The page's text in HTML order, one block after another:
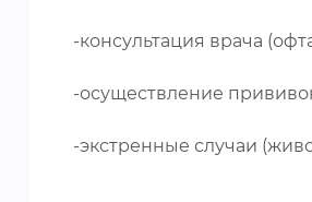
-консультация врача
-осуществление
-экстренные случаи